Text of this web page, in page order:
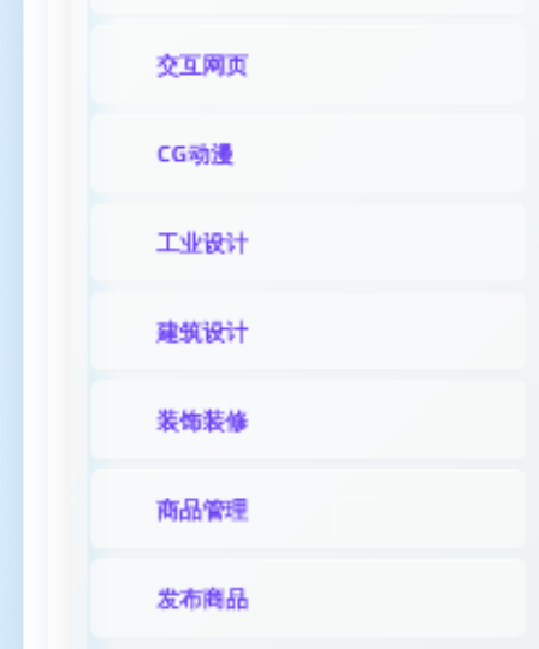
交互网页
CG动漫
工业设计
建筑设计
装饰装修
商品管理
发布商品